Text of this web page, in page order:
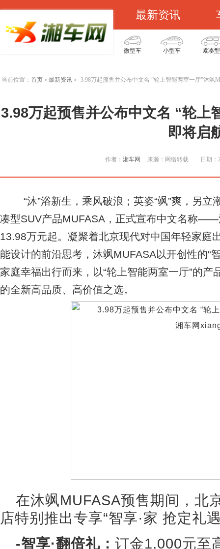
最新资讯
微型车 小型车 紧凑型
当前位置： 首页 > 最新资讯 > 3.98万起预售并公布中文名 “轮上智能两室一厅”沐飒
3.98万起预售并公布中文名 “轮上
即将启
作者： 湘车网 来源：网络转载 日期
“沐”浴新生，乘风破浪；英姿“飒”爽，另
凑型SUV产品MUFASA，正式宣布中文名称
13.98万元起。凝聚着北京现代对中国年轻家庭
能设计的前沿思考，沐飒MUFASA以开创性的“
家庭幸福出行而来，以“轮上智能两室一厅”的
的全新高品质、高价值之选。
在沐飒MUFASA预售期间，北
店特别推出专享“智享·家 抢定礼
-智享·翻倍礼： 订金1,000元至